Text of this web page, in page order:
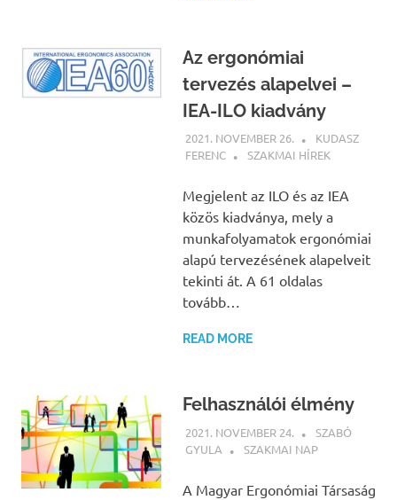
Az ergonómiai
tervezés alapelvei –
IEA-ILO kiadvány
2021. NOVEMBER 26.
KUDASZ
FERENC
SZAKMAI HÍREK
Megjelent az ILO és az IEA
közös kiadványa, mely a
munkafolyamatok ergonómiai
alapú tervezésének alapelveit
tekinti át. A 61 oldalas
tovább…
READ MORE
Felhasználói élmény
2021. NOVEMBER 24.
SZABÓ
GYULA
SZAKMAI NAP
A Magyar Ergonómiai Társaság